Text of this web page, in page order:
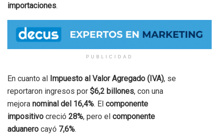
importaciones.
PUBLICIDAD
En cuanto al Impuesto al Valor Agregado (IVA), se
reportaron ingresos por $6,2 billones, con una
mejora nominal del 16,4%. El componente
impositivo creció 28%, pero el componente
aduanero cayó 7,6%.